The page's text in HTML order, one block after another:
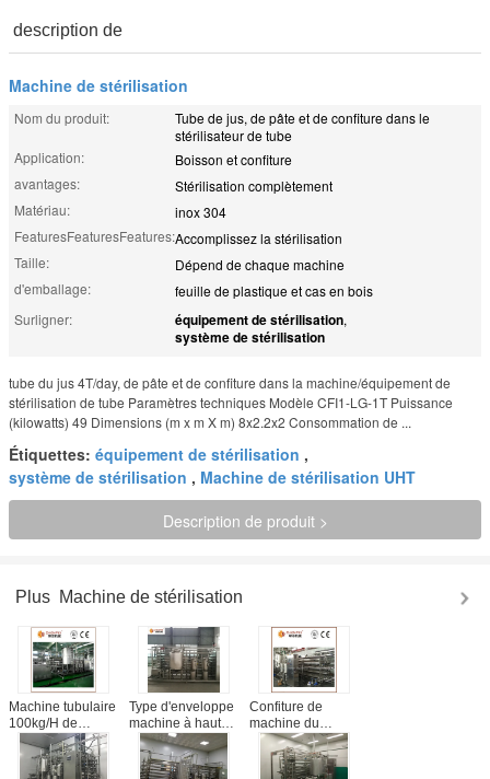
description de
Machine de stérilisation
Nom du produit:
Tube de jus, de pâte et de confiture dans le
stérilisateur de tube
Application:
Boisson et confiture
avantages:
Stérilisation complètement
Matériau:
inox 304
FeaturesFeaturesFeatures:Accomplissez la stérilisation
Taille:
Dépend de chaque machine
d'emballage:
feuille de plastique et cas en bois
Surligner:
équipement de stérilisation,
système de stérilisation
tube du jus 4T/day, de pâte et de confiture dans la machine/équipement de
stérilisation de tube Paramètres techniques Modèle CFI1-LG-1T Puissance
(kilowatts) 49 Dimensions (m x m X m) 8x2.2x2 Consommation de ...
Étiquettes: équipement de stérilisation ,
système de stérilisation , Machine de stérilisation UHT
Description de produit >
Plus Machine de stérilisation
Machine tubulaire
100kg/H de
stérilisateur UHT
pour le jus de
fruits et légumes
Type d'enveloppe
machine à hautes
températures de
stérilisateur pour
la boisson et la
Confiture de
machine du
stérilisateur
SS304 tubulaire
dans le système